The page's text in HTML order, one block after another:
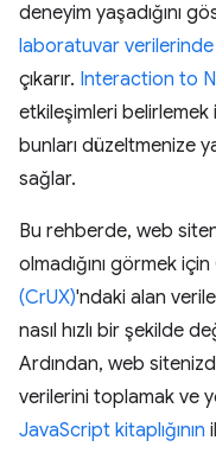
deneyim yaşadığını
laboratuvar verilerinde
çıkarır. Interaction to
etkileşimleri
bunları düzeltmenize
sağlar.
Bu rehberde, web
olmadığını görmek için
(CrUX)'ndaki alan
nasıl hızlı bir şekilde
Ardından, web
verilerini toplamak ve
JavaScript kitaplığının